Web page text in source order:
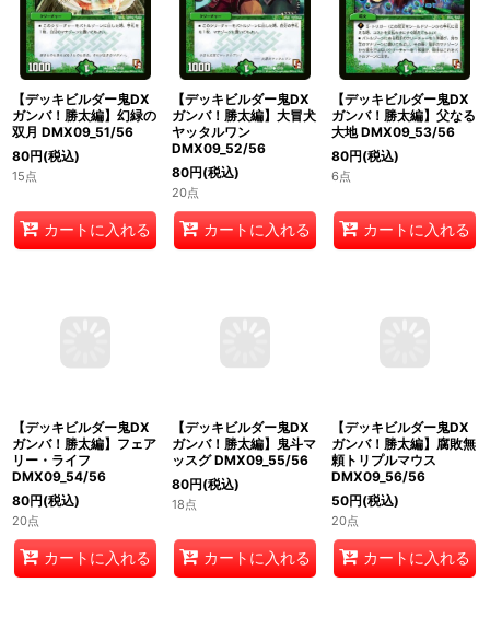
【デッキビルダー鬼DX
ガンバ！勝太編】幻緑の
双月 DMX09_51/56
80円(税込)
15点
カートに入れる
【デッキビルダー鬼DX
ガンバ！勝太編】大冒犬
ヤッタルワン
DMX09_52/56
80円(税込)
20点
カートに入れる
【デッキビルダー鬼DX
ガンバ！勝太編】父なる
大地 DMX09_53/56
80円(税込)
6点
カートに入れる
【デッキビルダー鬼DX
ガンバ！勝太編】フェア
リー・ライフ
DMX09_54/56
80円(税込)
20点
【デッキビルダー鬼DX
ガンバ！勝太編】鬼斗マ
ッスグ DMX09_55/56
80円(税込)
18点
【デッキビルダー鬼DX
ガンバ！勝太編】腐敗無
頼トリプルマウス
DMX09_56/56
50円(税込)
20点